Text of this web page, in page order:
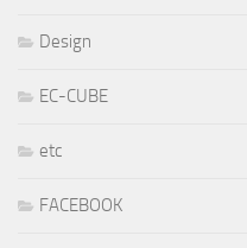
Design
EC-CUBE
etc
FACEBOOK